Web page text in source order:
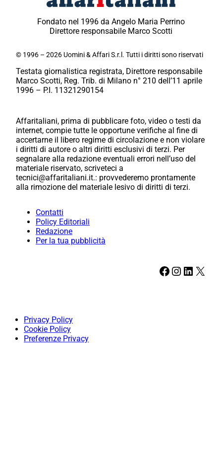
Fondato nel 1996 da Angelo Maria Perrino
Direttore responsabile Marco Scotti
© 1996 – 2026 Uomini & Affari S.r.l. Tutti i diritti sono riservati
Testata giornalistica registrata, Direttore responsabile
Marco Scotti, Reg. Trib. di Milano n° 210 dell’11 aprile
1996 – P.I. 11321290154
Affaritaliani, prima di pubblicare foto, video o testi da
internet, compie tutte le opportune verifiche al fine di
accertarne il libero regime di circolazione e non violare
i diritti di autore o altri diritti esclusivi di terzi. Per
segnalare alla redazione eventuali errori nell’uso del
materiale riservato, scriveteci a
tecnici@affaritaliani.it.: provvederemo prontamente
alla rimozione del materiale lesivo di diritti di terzi.
Contatti
Policy Editoriali
Redazione
Per la tua pubblicità
Facebook Instagram LinkedIn X
Privacy Policy
Cookie Policy
Preferenze Privacy